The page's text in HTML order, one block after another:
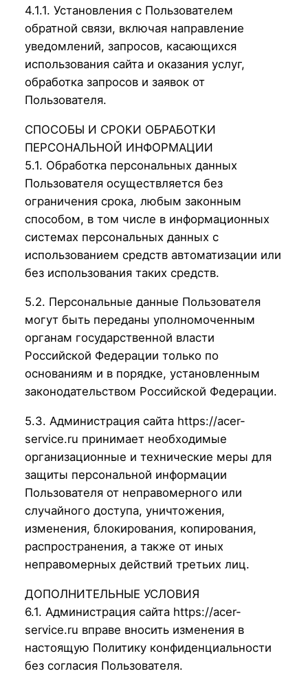
4.1.1. Установления с Пользователем
обратной связи, включая направление
уведомлений, запросов, касающихся
использования сайта и оказания услуг,
обработка запросов и заявок от
Пользователя.
СПОСОБЫ И СРОКИ ОБРАБОТКИ
ПЕРСОНАЛЬНОЙ ИНФОРМАЦИИ
5.1. Обработка персональных данных
Пользователя осуществляется без
ограничения срока, любым законным
способом, в том числе в информационных
системах персональных данных с
использованием средств автоматизации или
без использования таких средств.
5.2. Персональные данные Пользователя
могут быть переданы уполномоченным
органам государственной власти
Российской Федерации только по
основаниям и в порядке, установленным
законодательством Российской Федерации.
5.3. Администрация сайта https://acer-
service.ru принимает необходимые
организационные и технические меры для
защиты персональной информации
Пользователя от неправомерного или
случайного доступа, уничтожения,
изменения, блокирования, копирования,
распространения, а также от иных
неправомерных действий третьих лиц.
ДОПОЛНИТЕЛЬНЫЕ УСЛОВИЯ
6.1. Администрация сайта https://acer-
service.ru вправе вносить изменения в
настоящую Политику конфиденциальности
без согласия Пользователя.